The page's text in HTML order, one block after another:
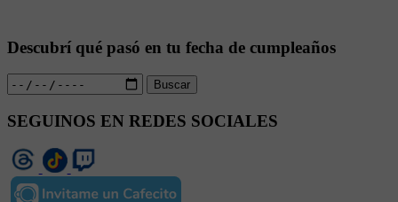
Descubrí qué pasó en tu fecha de cumpleaños
Buscar
SEGUINOS EN REDES SOCIALES